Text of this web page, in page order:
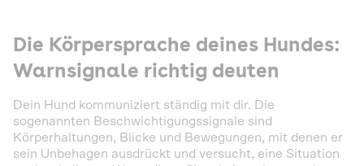
Die Körpersprache deines Hundes:
Warnsignale richtig deuten
Dein Hund kommuniziert ständig mit dir. Die
sogenannten Beschwichtigungssignale sind
Körperhaltungen, Blicke und Bewegungen, mit denen er
sein Unbehagen ausdrückt und versucht, eine Situation